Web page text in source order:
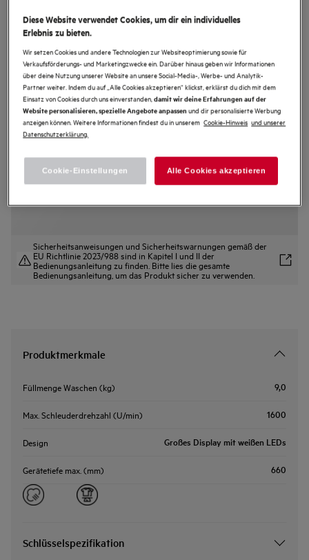
7000 ProSteam® / 9 kg
4.6 (23)
Produktdatenblatt
Vorteile
Serie 7000 mit ProSteam®-Technologie
Im Dampf-Programm werden Gerüche* neutralisiert und deine Kleidung
aufgefrischt.
MixLoad 69 Min. – optimale Leistung für die tägliche Wäsche.
Sicherheitsanweisungen und Sicherheitswarnungen gemäß der
EU Richtlinie 2023/988 sind in Kapitel I und II der
Bedienungsanleitung zu finden. Bitte lies die gesamte
Bedienungsanleitung, um das Produkt sicher zu verwenden.
Produktmerkmale
Füllmenge Waschen (kg) 9,0
Max. Schleuderdrehzahl (U/min) 1600
Design Großes Display mit weißen LEDs
Gerätetiefe max. (mm) 660
Schlüsselspezifikation
Diese Website verwendet Cookies, um dir ein individuelles
Erlebnis zu bieten.
Wir setzen Cookies und andere Technologien zur Websiteoptimierung sowie für
Verkaufsförderungs- und Marketingzwecke ein. Darüber hinaus geben wir Informationen
über deine Nutzung unserer Website an unsere Social-Media-, Werbe- und Analytik-
Partner weiter. Indem du auf „Alle Cookies akzeptieren“ klickst, erklärst du dich mit dem
Einsatz von Cookies durch uns einverstanden,damit wir deine Erfahrungen auf der
Website personalisieren, spezielle Angebote anpassen und dir personalisierte Werbung
anzeigen können. Weitere Informationen findest du in unserem Cookie-Hinweis und unserer
Datenschutzerklärung.
Cookie-Einstellungen Alle Cookies akzeptieren